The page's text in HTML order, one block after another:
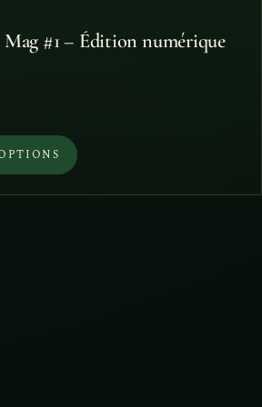
#1 – Édition numérique